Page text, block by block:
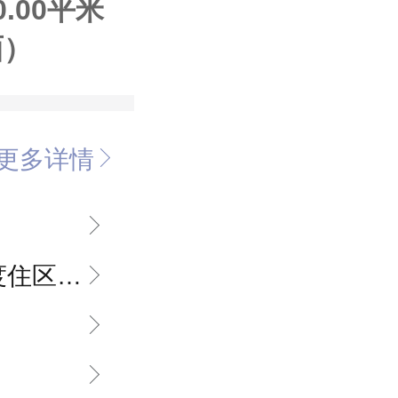
平米
多详情
山地洋房